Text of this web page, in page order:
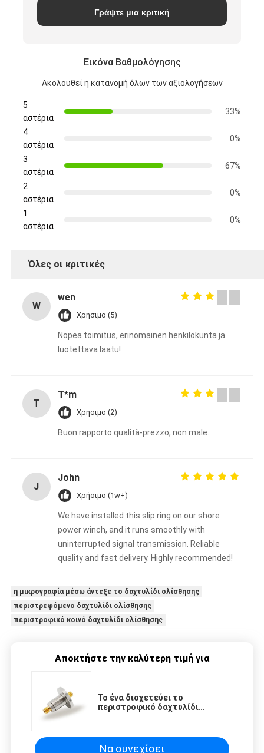
Γράψτε μια κριτική
Εικόνα Βαθμολόγησης
Ακολουθεί η κατανομή όλων των αξιολογήσεων
5
αστέρια
33%
4
αστέρια
0%
3
αστέρια
67%
2
αστέρια
0%
1
αστέρια
0%
Όλες οι κριτικές
W
wen
Χρήσιμο (5)
Nopea toimitus, erinomainen henkilökunta ja
luotettava laatu!
T
T*m
Χρήσιμο (2)
Buon rapporto qualità-prezzo, non male.
J
John
Χρήσιμο (1w+)
We have installed this slip ring on our shore
power winch, and it runs smoothly with
uninterrupted signal transmission. Reliable
quality and fast delivery. Highly recommended!
η μικρογραφία μέσω άντεξε το δαχτυλίδι ολίσθησης
περιστρεφόμενο δαχτυλίδι ολίσθησης
περιστροφικό κοινό δαχτυλίδι ολίσθησης
Αποκτήστε την καλύτερη τιμή για
Το ένα διοχετεύει το
περιστροφικό δαχτυλίδι
δαχτυλιδιών ολίσθησης θηλυκών
συνδετήρων SMA
Να συνεχίσει